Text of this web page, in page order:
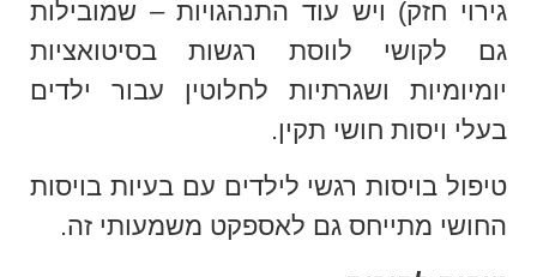
גירוי חזק) ויש עוד התנהגויות – שמובילות
גם לקושי לווסת רגשות בסיטואציות
יומיומיות ושגרתיות לחלוטין עבור ילדים
בעלי ויסות חושי תקין.
טיפול בויסות רגשי לילדים עם בעיות בויסות
החושי מתייחס גם לאספקט משמעותי זה.